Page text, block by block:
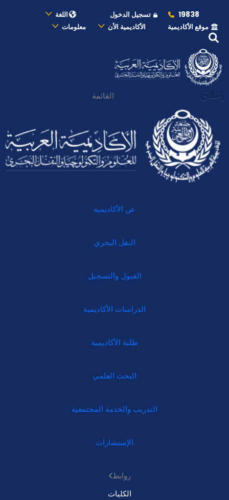
19838 تسجيل الدخول
اللغة
موقع الأكاديمية
الأكاديمية الأن معلومات
إغلاق القائمة
عن الأكاديمية
النقل البحري
القبول والتسجيل
الدراسات الأكاديمية
طلبة الأكاديمية
البحث العلمي
التدريب والخدمة المجتمعية
الإستشارات
روابط
الكليات